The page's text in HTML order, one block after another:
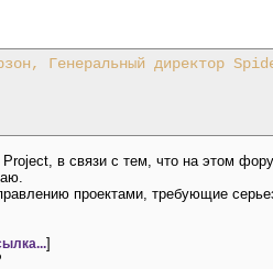
Генеральный директор
в связи с тем, что на этом
проектами, требующие
]